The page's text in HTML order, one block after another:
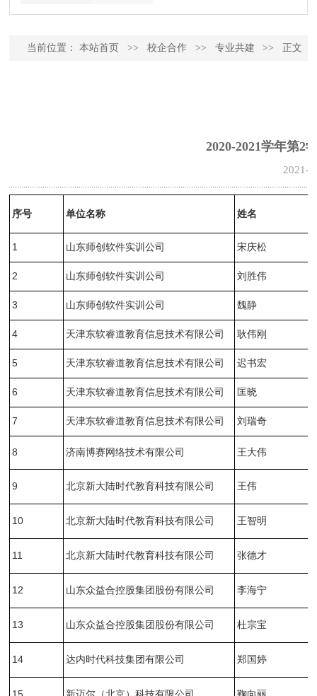
当前位置： 本站首页 >> 校企合作 >> 专业共建 >> 正文
2020-2021学年第2
2021-
序号 单位名称 姓名
1 山东师创软件实训公司 宋庆松
2 山东师创软件实训公司 刘胜伟
3 山东师创软件实训公司 魏静
4 天津东软睿道教育信息技术有限公司 耿伟刚
5 天津东软睿道教育信息技术有限公司 迟书宏
6 天津东软睿道教育信息技术有限公司 匡晓
7 天津东软睿道教育信息技术有限公司 刘瑞奇
8 济南博赛网络技术有限公司 王大伟
9 北京新大陆时代教育科技有限公司 王伟
10 北京新大陆时代教育科技有限公司 王智明
11 北京新大陆时代教育科技有限公司 张德才
12 山东众益合控股集团股份有限公司 李海宁
13 山东众益合控股集团股份有限公司 杜宗宝
14 达内时代科技集团有限公司 郑国婷